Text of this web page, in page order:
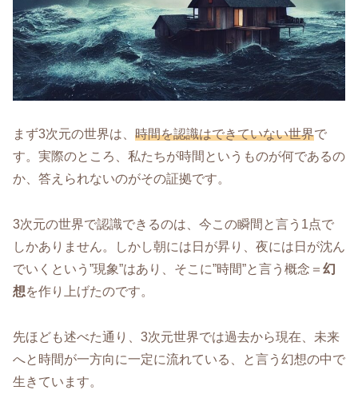
まず3次元の世界は、 時間を認識はできていない世界で
す。実際のところ、私たちが時間というものが何であるの
か、答えられないのがその証拠です。
3次元の世界で認識できるのは、今この瞬間と言う1点で
しかありません。しかし朝には日が昇り、夜には日が沈ん
でいくという”現象”はあり、そこに”時間”と言う概念＝ 幻
想を作り上げたのです。
先ほども述べた通り、3次元世界では過去から現在、未来
へと時間が一方向に一定に流れている、と言う幻想の中で
生きています。